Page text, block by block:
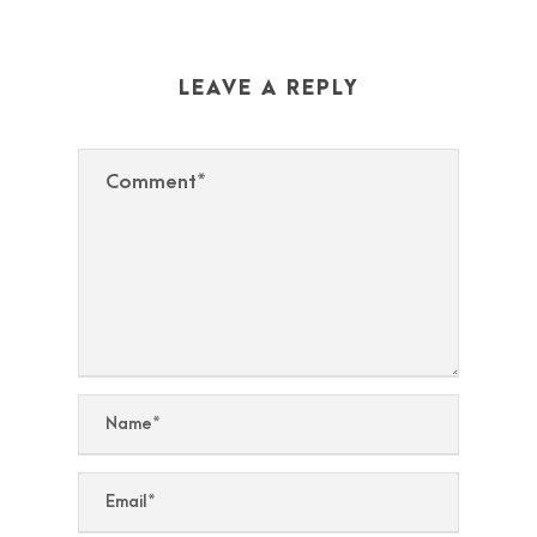
LEAVE A REPLY